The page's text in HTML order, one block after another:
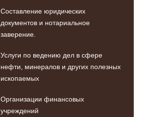
Составление юридических
документов и нотариальное
заверение.
Услуги по ведению дел в сфере
нефти, минералов и других полезных
ископаемых
Организации финансовых
учреждений